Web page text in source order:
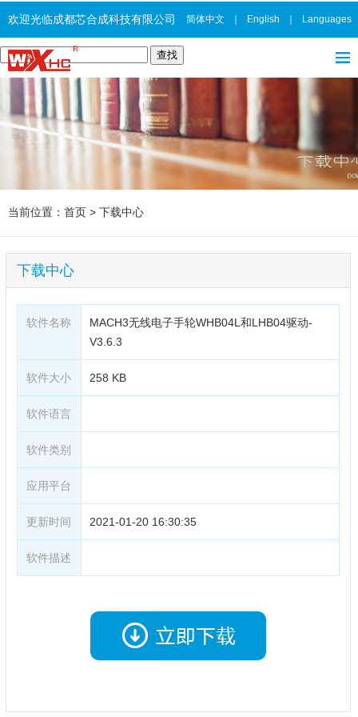
欢迎光临成都芯合成科技有限公司 简体中文 English Languages
当前位置： 首页 > 下载中心
下载中心
软件名称
MACH3无线电子手轮WHB04L和LHB04驱动-
V3.6.3
软件大小 258 KB
软件语言
软件类别
应用平台
更新时间 2021-01-20 16:30:35
软件描述